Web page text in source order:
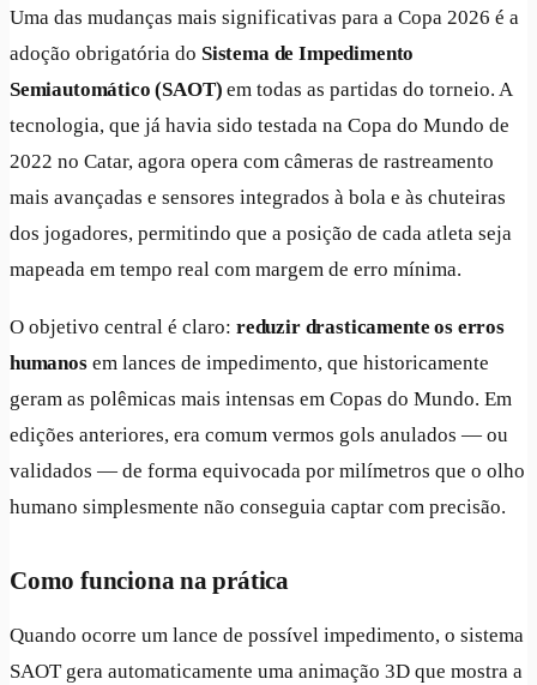
Uma das mudanças mais significativas para a Copa 2026 é a
adoção obrigatória do Sistema de Impedimento
Semiautomático (SAOT) em todas as partidas do torneio. A
tecnologia, que já havia sido testada na Copa do Mundo de
2022 no Catar, agora opera com câmeras de rastreamento
mais avançadas e sensores integrados à bola e às chuteiras
dos jogadores, permitindo que a posição de cada atleta seja
mapeada em tempo real com margem de erro mínima.
O objetivo central é claro: reduzir drasticamente os erros
humanosem lances de impedimento, que historicamente
geram as polêmicas mais intensas em Copas do Mundo. Em
edições anteriores, era comum vermos gols anulados — ou
validados — de forma equivocada por milímetros que o olho
humano simplesmente não conseguia captar com precisão.
Como funciona na prática
Quando ocorre um lance de possível impedimento, o sistema
SAOT gera automaticamente uma animação 3D que mostra a